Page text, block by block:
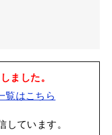
ました。
覧はこちら
しています。